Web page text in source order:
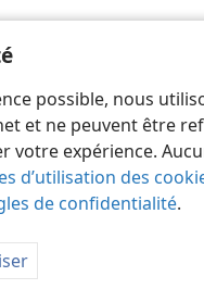
possible, nous
et ne peuvent être
expérience.
d’utilisation des
de confidentialité.
Society of Pennsylvania